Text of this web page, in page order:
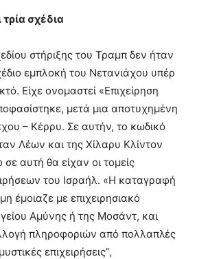
τρία σχέδια
στήριξης του Τραμπ δεν ήταν
εμπλοκή του Νετανιάχου υπέρ
Είχε ονομαστεί «Επιχείρηση
μετά μια αποτυχημένη
– Κέρρυ. Σε αυτήν, το κωδικό
Λέων και της Χίλαρυ Κλίντον
αυτή θα είχαν οι τομείς
του Ισραήλ. «Η καταγραφή
έμοιαζε με επιχειρησιακό
Αμύνης ή της Μοσάντ, και
πληροφοριών από πολλαπλές
επιχειρήσεις”,